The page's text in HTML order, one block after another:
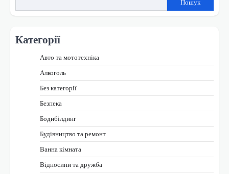
Категорії
Авто та мототехніка
Алкоголь
Без категорії
Безпека
Бодибілдинг
Будівництво та ремонт
Ванна кімната
Відносини та дружба